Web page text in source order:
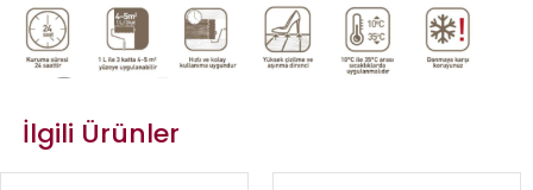
İlgili Ürünler